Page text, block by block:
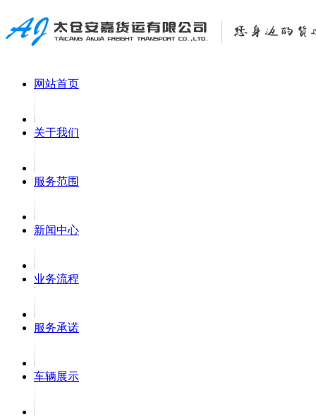
网站首页
关于我们
服务范围
新闻中心
业务流程
服务承诺
车辆展示